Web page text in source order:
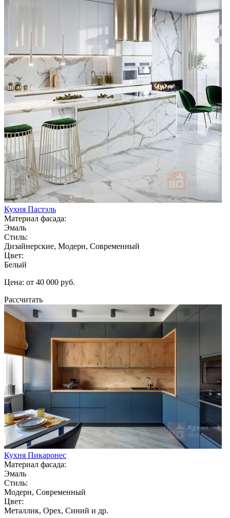
Кухня Пастэль
Материал фасада:
Эмаль
Стиль:
Дизайнерские, Модерн, Современный
Цвет:
Белый
Цена: от 40 000 руб.
Рассчитать
Кухня Пикаронес
Материал фасада:
Эмаль
Стиль:
Модерн, Современный
Цвет:
Металлик, Орех, Синий и др.